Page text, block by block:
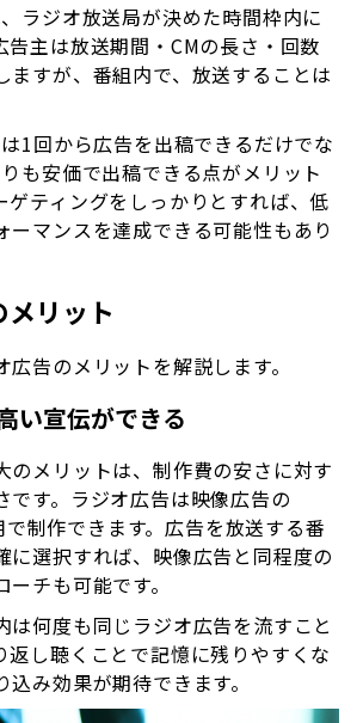
ラジオ放送局が決めた時間枠内に
告主は放送期間・CMの長さ・回数
ますが、番組内で、放送することは
1回から広告を出稿できるだけでな
も安価で出稿できる点がメリット
ゲティングをしっかりとすれば、低
ーマンスを達成できる可能性もあり
リット
広告のメリットを解説します。
い宣伝ができる
のメリットは、制作費の安さに対す
です。ラジオ広告は映像広告の
制作できます。広告を放送する番
に選択すれば、映像広告と同程度の
チも可能です。
は何度も同じラジオ広告を流すこと
返し聴くことで記憶に残りやすくな
み効果が期待できます。